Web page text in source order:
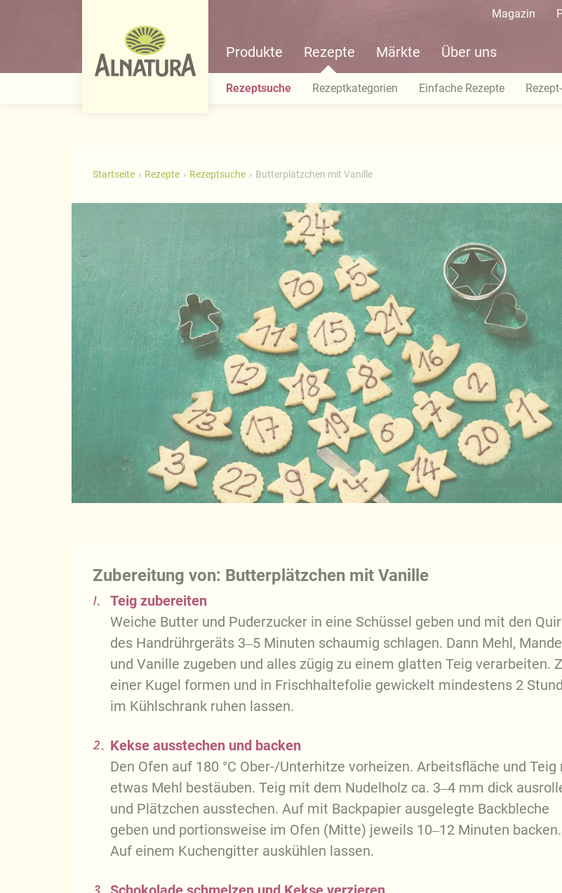
Magazin
Produkte Rezepte Märkte Über uns
Rezeptsuche Rezeptkategorien Einfache Rezepte
Startseite Rezepte Rezeptsuche Butterplätzchen mit Vanille
Zubereitung von: Butterplätzchen mit Vanille
1.
Teig zubereiten
Weiche Butter und Puderzucker in eine Schüssel geben und mit den
des Handrührgeräts 3‒5 Minuten schaumig schlagen. Dann Mehl,
und Vanille zugeben und alles zügig zu einem glatten Teig verarbeiten.
einer Kugel formen und in Frischhaltefolie gewickelt mindestens 2
im Kühlschrank ruhen lassen.
2. Kekse ausstechen und backen
Den Ofen auf 180 °C Ober-/Unterhitze vorheizen. Arbeitsfläche und Teig
etwas Mehl bestäuben. Teig mit dem Nudelholz ca. 3‒4 mm dick
und Plätzchen ausstechen. Auf mit Backpapier ausgelegte Backbleche
geben und portionsweise im Ofen (Mitte) jeweils 10‒12 Minuten backen.
Auf einem Kuchengitter auskühlen lassen.